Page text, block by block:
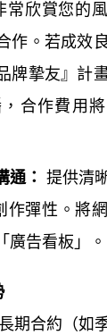
常欣賞您的
作。若成效
牌摯友』計
合作費用
通： 提供清
作彈性。將
廣告看板」。
期合約（如